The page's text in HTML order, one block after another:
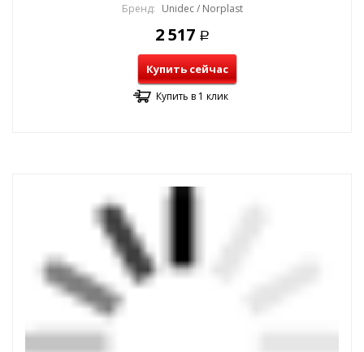
Бренд: Unidec / Norplast
2 517 Р
Купить сейчас
Купить в 1 клик